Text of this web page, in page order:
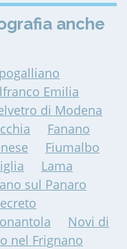
anche
Emilia
di Modena
Fanano
Fiumalbo
Lama
sul Panaro
Novi di
nel Frignano